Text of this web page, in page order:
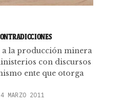
la producción minera
con discursos
ente que otorga
4 MARZO 2011